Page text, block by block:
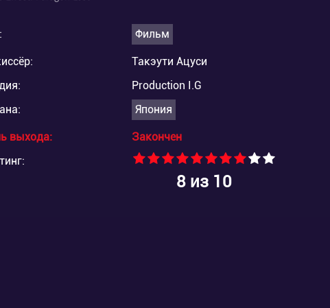
Фильм
Такэути Ацуси
Production I.G
Япония
выхода:
Закончен
8из 10